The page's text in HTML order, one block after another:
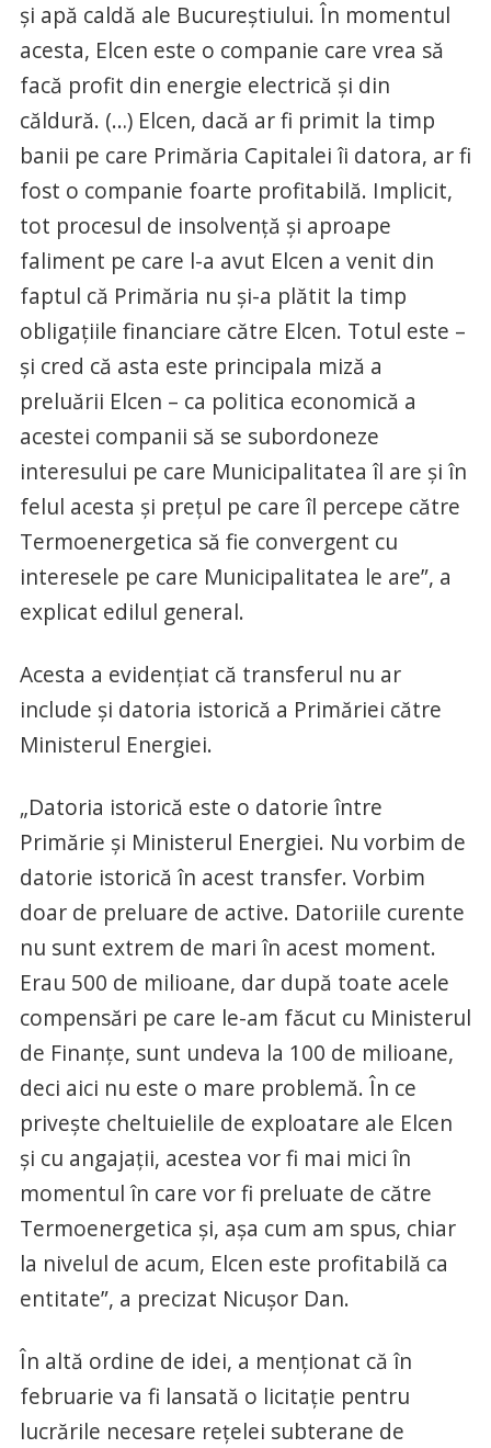
şi apă caldă ale Bucureştiului. În momentul
acesta, Elcen este o companie care vrea să
facă profit din energie electrică şi din
căldură. (…) Elcen, dacă ar fi primit la timp
banii pe care Primăria Capitalei îi datora, ar fi
fost o companie foarte profitabilă. Implicit,
tot procesul de insolvenţă şi aproape
faliment pe care l-a avut Elcen a venit din
faptul că Primăria nu şi-a plătit la timp
obligaţiile financiare către Elcen. Totul este –
şi cred că asta este principala miză a
preluării Elcen – ca politica economică a
acestei companii să se subordoneze
interesului pe care Municipalitatea îl are şi în
felul acesta şi preţul pe care îl percepe către
Termoenergetica să fie convergent cu
interesele pe care Municipalitatea le are”, a
explicat edilul general.
Acesta a evidenţiat că transferul nu ar
include şi datoria istorică a Primăriei către
Ministerul Energiei.
„Datoria istorică este o datorie între
Primărie şi Ministerul Energiei. Nu vorbim de
datorie istorică în acest transfer. Vorbim
doar de preluare de active. Datoriile curente
nu sunt extrem de mari în acest moment.
Erau 500 de milioane, dar după toate acele
compensări pe care le-am făcut cu Ministerul
de Finanţe, sunt undeva la 100 de milioane,
deci aici nu este o mare problemă. În ce
priveşte cheltuielile de exploatare ale Elcen
şi cu angajaţii, acestea vor fi mai mici în
momentul în care vor fi preluate de către
Termoenergetica şi, aşa cum am spus, chiar
la nivelul de acum, Elcen este profitabilă ca
entitate”, a precizat Nicuşor Dan.
În altă ordine de idei, a menţionat că în
februarie va fi lansată o licitaţie pentru
lucrările necesare reţelei subterane de